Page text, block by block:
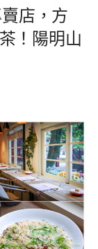
賣店，方
！陽明山